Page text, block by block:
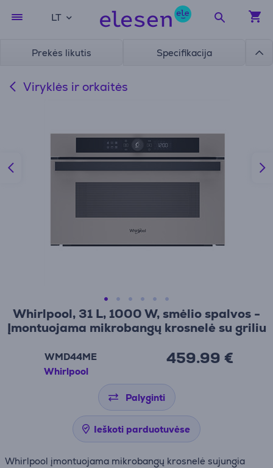
LT
Prekės likutis Specifikacija
Viryklės ir orkaitės
Whirlpool, 31 L, 1000 W, smėlio spalvos -
Įmontuojama mikrobangų krosnelė su griliu
WMD44ME
Whirlpool
459.99 €
Palyginti
Ieškoti parduotuvėse
Whirlpool įmontuojama mikrobangų krosnelė sujungia